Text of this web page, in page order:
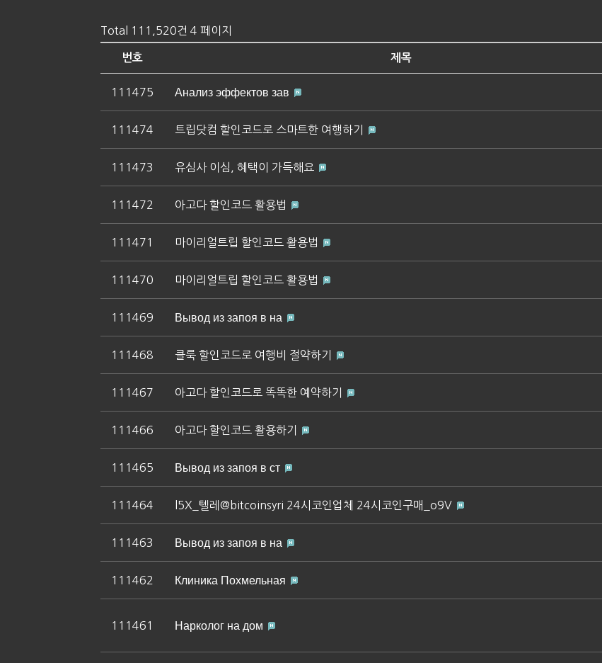
Total 111,520건 4 페이지
번호 제목
111475 Анализ эффектов зав
111474 트립닷컴 할인코드로 스마트한 여행하기
111473 유심사 이심, 혜택이 가득해요
111472 아고다 할인코드 활용법
111471 마이리얼트립 할인코드 활용법
111470 마이리얼트립 할인코드 활용법
111469 Вывод из запоя в на
111468 클룩 할인코드로 여행비 절약하기
111467 아고다 할인코드로 똑똑한 예약하기
111466 아고다 할인코드 활용하기
111465 Вывод из запоя в ст
111464 l5X_텔레@bitcoinsyri 24시코인업체 24시코인구매_o9V
111463 Вывод из запоя в на
111462 Клиника Похмельная
111461 Нарколог на дом